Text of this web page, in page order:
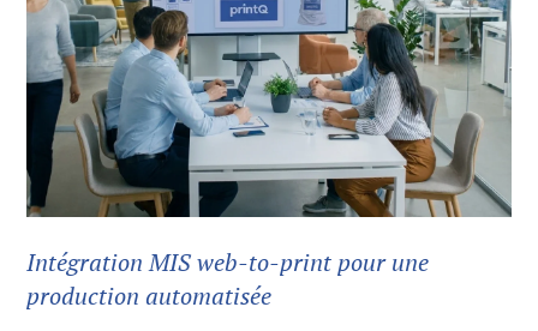
Intégration MIS web-to-print pour une
production automatisée